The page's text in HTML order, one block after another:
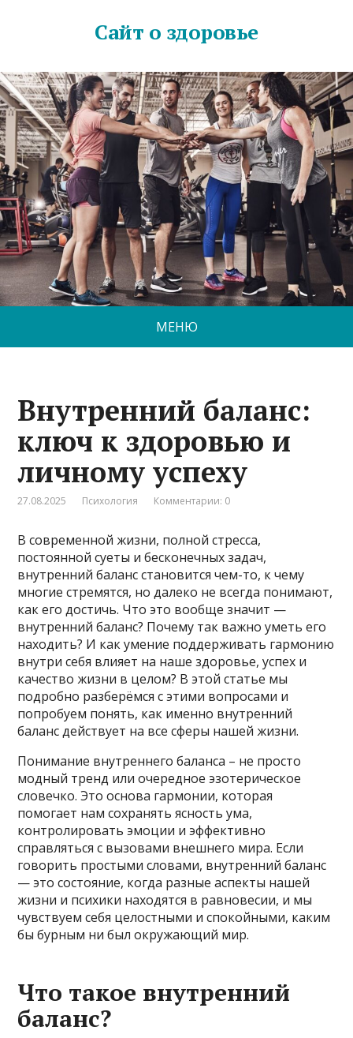
Сайт о здоровье
МЕНЮ
Внутренний баланс:
ключ к здоровью и
личному успеху
27.08.2025 Психология Комментарии: 0
В современной жизни, полной стресса,
постоянной суеты и бесконечных задач,
внутренний баланс становится чем-то, к чему
многие стремятся, но далеко не всегда понимают,
как его достичь. Что это вообще значит —
внутренний баланс? Почему так важно уметь его
находить? И как умение поддерживать гармонию
внутри себя влияет на наше здоровье, успех и
качество жизни в целом? В этой статье мы
подробно разберёмся с этими вопросами и
попробуем понять, как именно внутренний
баланс действует на все сферы нашей жизни.
Понимание внутреннего баланса – не просто
модный тренд или очередное эзотерическое
словечко. Это основа гармонии, которая
помогает нам сохранять ясность ума,
контролировать эмоции и эффективно
справляться с вызовами внешнего мира. Если
говорить простыми словами, внутренний баланс
— это состояние, когда разные аспекты нашей
жизни и психики находятся в равновесии, и мы
чувствуем себя целостными и спокойными, каким
бы бурным ни был окружающий мир.
Что такое внутренний
баланс?